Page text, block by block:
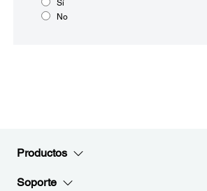
Sí
No
Productos
Soporte